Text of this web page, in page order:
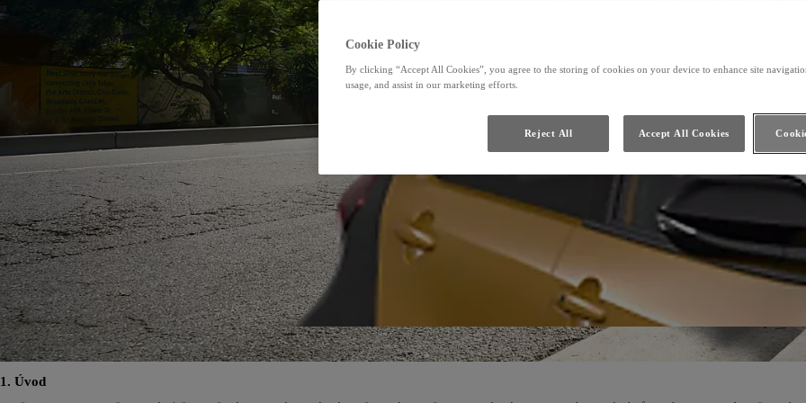
1. Úvod
Cookie Policy
By clicking “Accept All Cookies”, you agree to the storing of cookies on your device to enhance site
usage, and assist in our marketing efforts.
Reject All Accept All Cookies